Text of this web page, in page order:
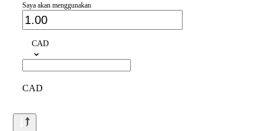
Saya akan menggunakan
CAD
CAD